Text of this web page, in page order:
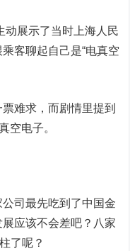
展示了当时上海人民
客聊起自己是“电真空
难求，而剧情里提到
空电子。
司最先吃到了中国金
应该不会差吧？八家
了呢？